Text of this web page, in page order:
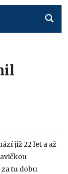
již 22 let a až
tu dobu